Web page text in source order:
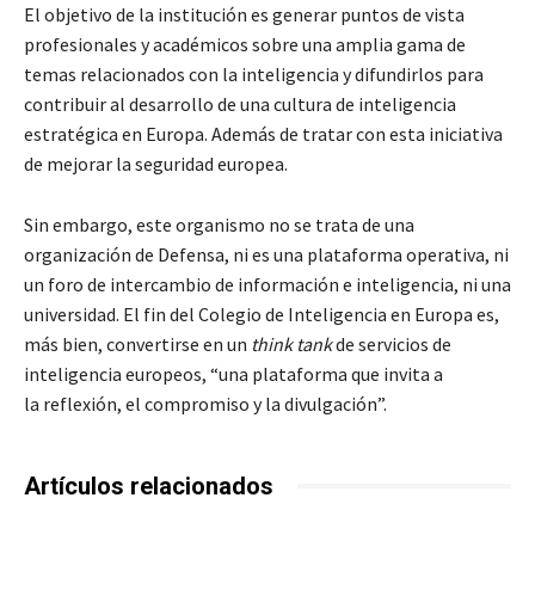
El objetivo de la institución es generar puntos de vista
profesionales y académicos sobre una amplia gama de
temas relacionados con la inteligencia y difundirlos para
contribuir al desarrollo de una cultura de inteligencia
estratégica en Europa. Además de tratar con esta iniciativa
de mejorar la seguridad europea.
Sin embargo, este organismo no se trata de una
organización de Defensa, ni es una plataforma operativa, ni
un foro de intercambio de información e inteligencia, ni una
universidad. El fin del Colegio de Inteligencia en Europa es,
más bien, convertirse en un think tankde servicios de
inteligencia europeos, “una plataforma que invita a
la reflexión, el compromiso y la divulgación”.
Artículos relacionados